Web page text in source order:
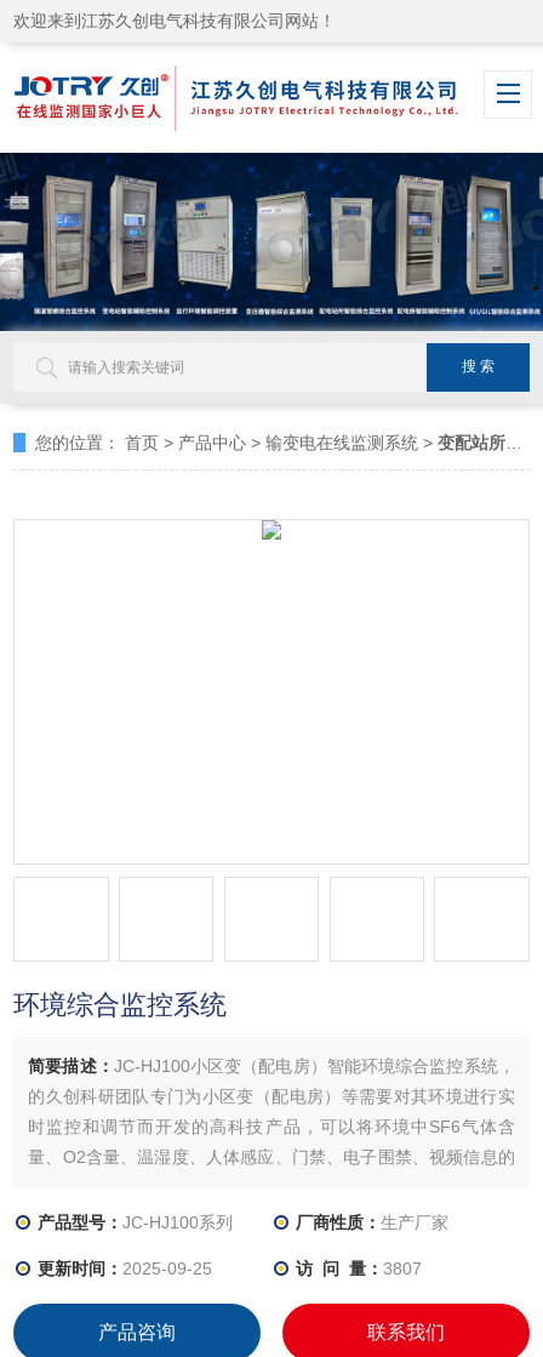
欢迎来到江苏久创电气科技有限公司网站！
您的位置： 首页 > 产品中心 >输变电在线监测系统 >变配站所智能综合监控系统
环境综合监控系统
简要描述： JC-HJ100小区变（配电房）智能环境综合监控系统，
的久创科研团队专门为小区变（配电房）等需要对其环境进行实
时监控和调节而开发的高科技产品，可以将环境中SF6气体含
量、O2含量、温湿度、人体感应、门禁、电子围禁、视频信息的
设备的状态，分别对空调、视频系统、加热装置、除湿器、通风
产品型号：JC-HJ100系列 厂商性质： 生产厂家
更新时间： 2025-09-25 访 问 量： 3807
产品咨询 联系我们